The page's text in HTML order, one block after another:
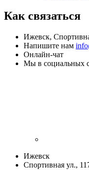
Как связаться
Ижевск,
Напишите нам
Онлайн-чат
Мы в социальных
Ижевск
​Спортивная ул.,